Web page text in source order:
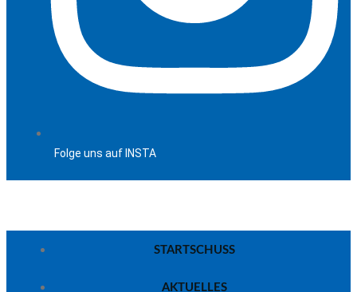
Folge uns auf INSTA
STARTSCHUSS
AKTUELLES